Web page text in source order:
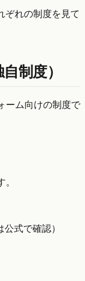
ぞれの制度を見て
制度）
ーム向けの制度で
式で確認）